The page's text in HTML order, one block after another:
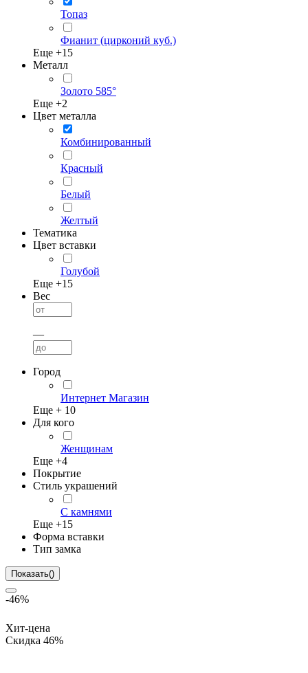
Топаз
Фианит (цирконий куб.)
Еще +15
Металл
Золото 585°
Еще +2
Цвет металла
Комбинированный
Красный
Белый
Желтый
Тематика
Цвет вставки
Голубой
Еще +15
Вес
—
Город
Интернет Магазин
Еще + 10
Для кого
Женщинам
Еще +4
Покрытие
Стиль украшений
С камнями
Еще +15
Форма вставки
Тип замка
Показать()
-46%
Хит-цена
Скидка 46%